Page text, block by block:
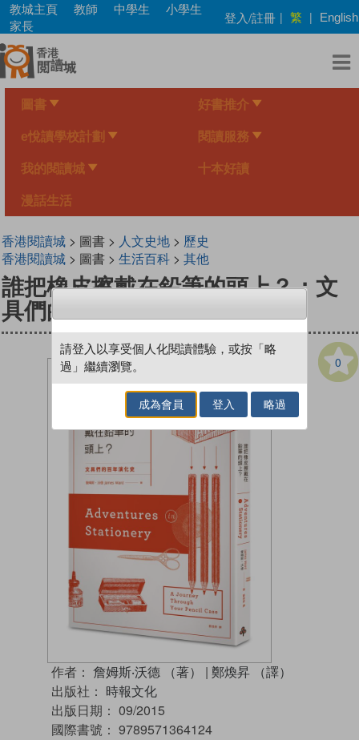
Skip
main
content
教城主頁 教師 中學生
小學生
家長
登入/註冊 | 繁 | English
圖書 好書推介
e悅讀學校計劃 閱讀服務
我的閱讀城 十本好讀
漫話生活
香港閱讀城> 圖書 > 人文史地> 歷史
香港閱讀城> 圖書 > 生活百科> 其他
誰把橡皮擦戴在鉛筆的頭上？：文
具們的百年演化史
0
作者： 詹姆斯‧沃德 （著） | 鄭煥昇 （譯）
出版社： 時報文化
出版日期： 09/2015
國際書號： 9789571364124
請登入以享受個人化閱讀體驗，或按「略
過」繼續瀏覽。
成為會員 登入 略過